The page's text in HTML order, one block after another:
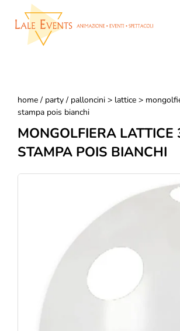
home / party / palloncini > lattice >
stampa pois bianchi
MONGOLFIERA
STAMPA POIS BIANCHI